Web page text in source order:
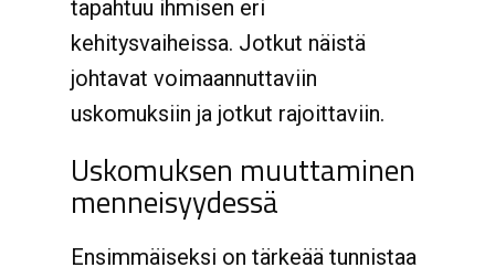
tapahtuu ihmisen eri
kehitysvaiheissa. Jotkut näistä
johtavat voimaannuttaviin
uskomuksiin ja jotkut rajoittaviin.
Uskomuksen muuttaminen
menneisyydessä
Ensimmäiseksi on tärkeää tunnistaa